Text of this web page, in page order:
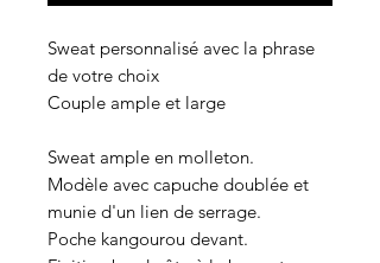
Sweat personnalisé avec la phrase
de votre choix
Couple ample et large
Sweat ample en molleton.
Modèle avec capuche doublée et
munie d'un lien de serrage.
Poche kangourou devant.